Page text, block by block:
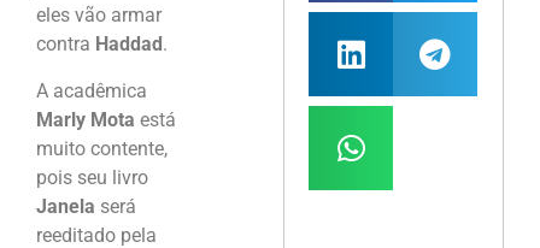
eles vão armar
contra Haddad .
A acadêmica
Marly Mota está
muito contente,
pois seu livro
Janela será
reeditado pela